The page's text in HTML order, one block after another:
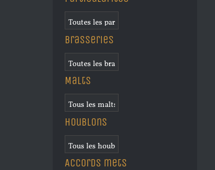
Brasseries
Malts
Houblons
Accords mets